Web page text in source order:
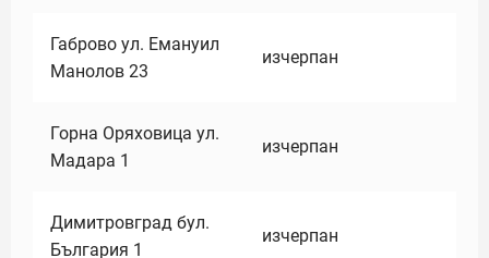
Габрово ул. Емануил
Манолов 23
изчерпан
Горна Оряховица ул.
Мадара 1
изчерпан
Димитровград бул.
България 1
изчерпан